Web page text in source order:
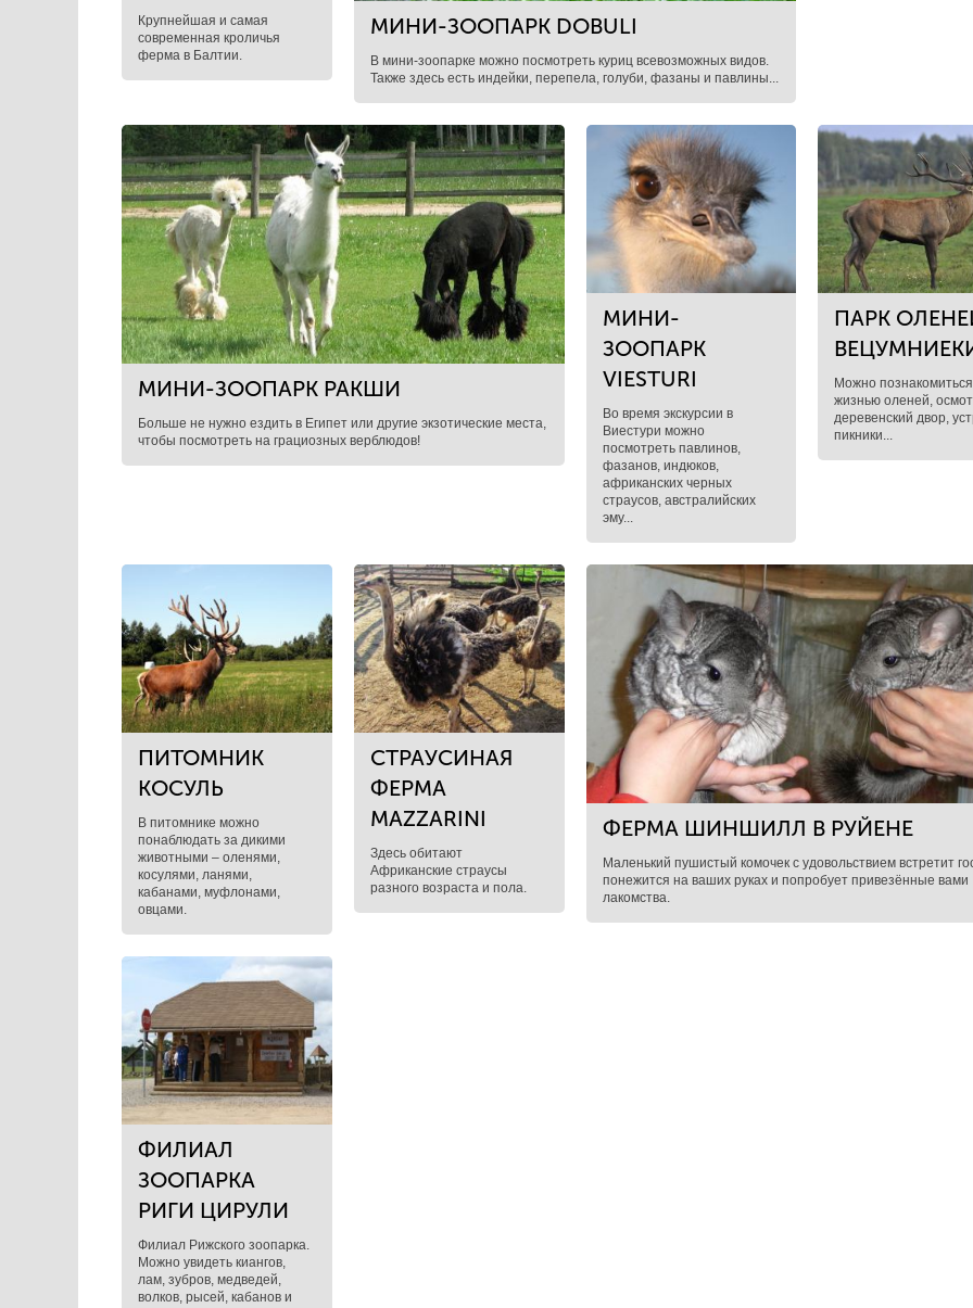
Крупнейшая и самая
современная кроличья
ферма в Балтии.
МИНИ-ЗООПАРК DOBULI
В мини-зоопарке можно посмотреть куриц всевозможных видов.
Также здесь есть индейки, перепела, голуби, фазаны и павлины...
МИНИ-ЗООПАРК РАКШИ
Больше не нужно ездить в Египет или другие экзотические места,
чтобы посмотреть на грациозных верблюдов!
МИНИ-
ЗООПАРК
VIESTURI
Во время экскурсии в
Виестури можно
посмотреть павлинов,
фазанов, индюков,
африканских черных
страусов, австралийских
эму...
ПАРК
Можно
жизнью оленей,
деревенский двор,
пикники...
ПИТОМНИК
КОСУЛЬ
В питомнике можно
понаблюдать за дикими
животными – оленями,
косулями, ланями,
кабанами, муфлонами,
овцами.
СТРАУСИНАЯ
ФЕРМА
MAZZARINI
Здесь обитают
Африканские страусы
разного возраста и пола.
ФЕРМА ШИНШИЛЛ В РУЙЕНЕ
Маленький пушистый комочек с удовольствием встретит
понежится на ваших руках и попробует привезённые вами
лакомства.
ФИЛИАЛ
ЗООПАРКА
РИГИ ЦИРУЛИ
Филиал Рижского зоопарка.
Можно увидеть киангов,
лам, зубров, медведей,
волков, рысей, кабанов и